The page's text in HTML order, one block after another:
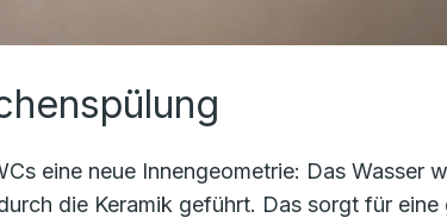
eine neue Innengeometrie: Das Wasser
die Keramik geführt. Das sorgt für eine